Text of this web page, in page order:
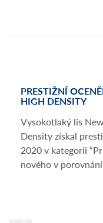
PRESTIŽNÍ
HIGH DENSITY
Vysokotlaký lis
Density získal
2020 v kategorii
nového v